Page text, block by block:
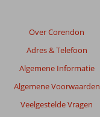
Over Corendon
Adres & Telefoon
Algemene Informatie
Algemene Voorwaarden
Veelgestelde Vragen